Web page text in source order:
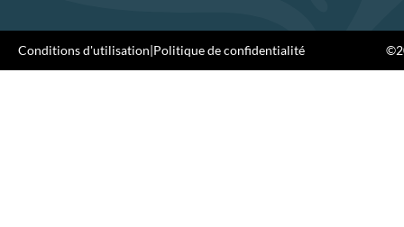
Conditions d'utilisation|Politique de confidentialité